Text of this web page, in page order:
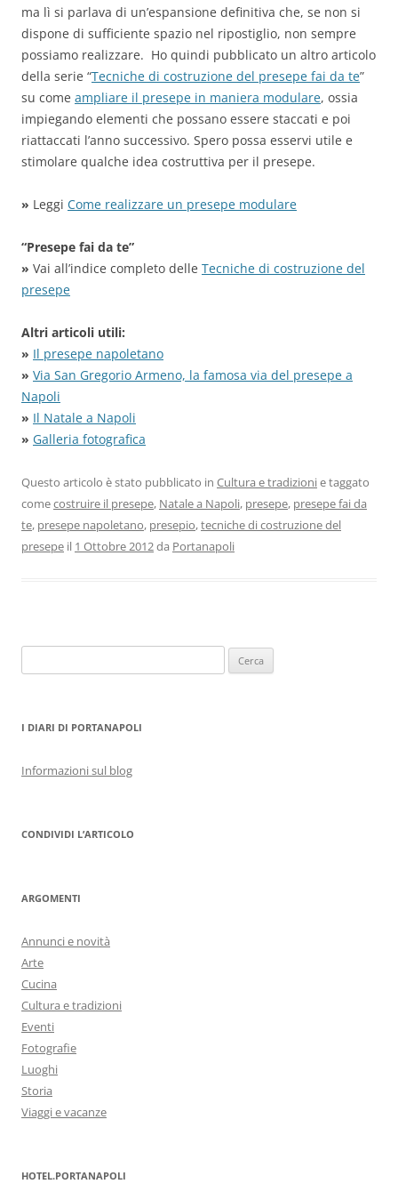
ma lì si parlava di un’espansione definitiva che, se non si
dispone di sufficiente spazio nel ripostiglio, non sempre
possiamo realizzare. Ho quindi pubblicato un altro articolo
della serie “Tecniche di costruzione del presepe fai da te”
su come ampliare il presepe in maniera modulare, ossia
impiegando elementi che possano essere staccati e poi
riattaccati l’anno successivo. Spero possa esservi utile e
stimolare qualche idea costruttiva per il presepe.
» Leggi Come realizzare un presepe modulare
“Presepe fai da te”
» Vai all’indice completo delle Tecniche di costruzione del
presepe
Altri articoli utili:
» Il presepe napoletano
» Via San Gregorio Armeno, la famosa via del presepe a
Napoli
» Il Natale a Napoli
» Galleria fotografica
Questo articolo è stato pubblicato in Cultura e tradizionie taggato
comecostruire il presepe, Natale a Napoli, presepe, presepe fai da
te, presepe napoletano, presepio,tecniche di costruzione del
presepe il 1 Ottobre 2012da Portanapoli
per:
I DIARI DI PORTANAPOLI
Informazioni sul blog
CONDIVIDI L’ARTICOLO
ARGOMENTI
Annunci e novità
Arte
Cucina
Cultura e tradizioni
Eventi
Fotografie
Luoghi
Storia
Viaggi e vacanze
HOTEL.PORTANAPOLI